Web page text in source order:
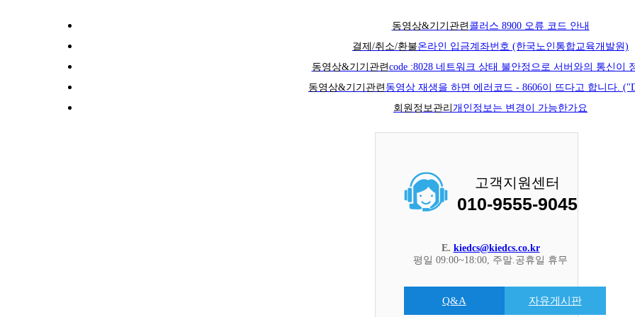
동영상&기기관련 콜러스 8900 오류 코드 안내
결제/취소/환불온라인 입금계좌번호 (한국노인통합교육개발원)
동영상&기기관련code :8028 네트워크 상태 불안정으로 서버와의 통신이
동영상&기기관련 동영상 재생을 하면 에러코드 - 8606이 뜨다고 합니다.
회원정보관리 개인정보는 변경이 가능한가요
고객지원센터
010-9555-9045
E. kiedcs@kiedcs.co.kr
평일 09:00~18:00, 주말.공휴일 휴무
Q&A 자유게시판